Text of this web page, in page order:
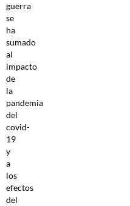
guerra
se
ha
sumado
al
impacto
de
la
pandemia
del
covid-
19
y
a
los
efectos
del